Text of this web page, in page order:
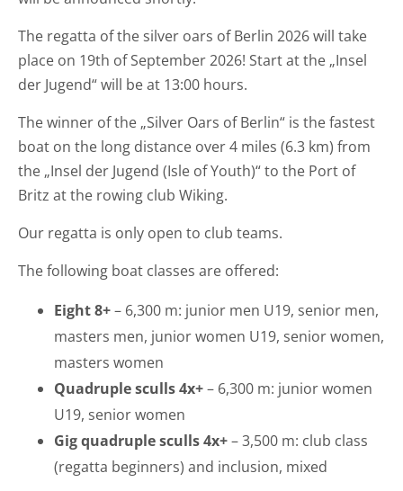
The regatta of the silver oars of Berlin 2026 will take
place on 19th of September 2026! Start at the „Insel
der Jugend“ will be at 13:00 hours.
The winner of the „Silver Oars of Berlin“ is the fastest
boat on the long distance over 4 miles (6.3 km) from
the „Insel der Jugend (Isle of Youth)“ to the Port of
Britz at the rowing club Wiking.
Our regatta is only open to club teams.
The following boat classes are offered:
Eight 8+– 6,300 m: junior men U19, senior men,
masters men, junior women U19, senior women,
masters women
Quadruple sculls 4x+– 6,300 m: junior women
U19, senior women
Gig quadruple sculls 4x+– 3,500 m: club class
(regatta beginners) and inclusion, mixed